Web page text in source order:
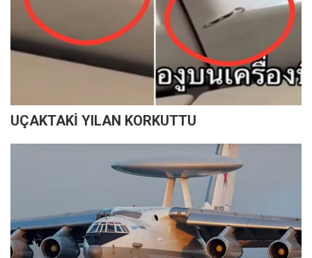
UÇAKTAKİ YILAN KORKUTTU